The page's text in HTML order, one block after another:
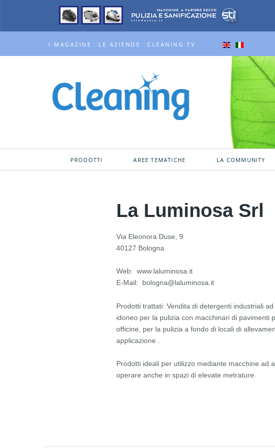
I MAGAZINE LE AZIENDE CLEANING TV
PRODOTTI AREE TEMATICHE LA COMMUNITY
La Luminosa Srl
Via Eleonora Duse, 9
40127 Bologna
Web: www.laluminosa.it
E-Mail: bologna@laluminosa.it
Prodotti trattati: Vendita di detergenti industriali
idoneo per la pulizia con macchinari di pavimenti
officine, per la pulizia a fondo di locali di
applicazione .
Prodotti ideali per utilizzo mediante macchine ad
operare anche in spazi di elevate metrature.